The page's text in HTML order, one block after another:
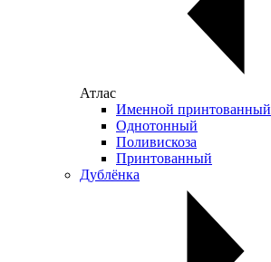
Атлас
Именной принтованный
Однотонный
Поливискоза
Принтованный
Дублёнка